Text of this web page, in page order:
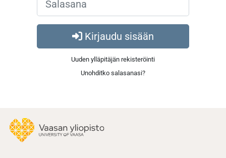
Kirjaudu sisään
Uuden ylläpitäjän rekisteröinti
Unohditko salasanasi?